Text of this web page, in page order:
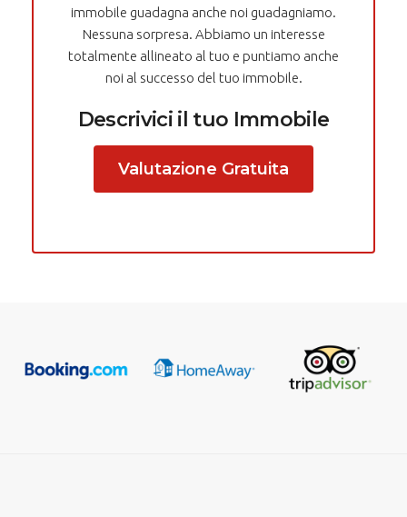
immobile guadagna anche noi guadagniamo.
Nessuna sorpresa. Abbiamo un interesse
totalmente allineato al tuo e puntiamo anche
noi al successo del tuo immobile.
Descrivici il tuo Immobile
Valutazione Gratuita